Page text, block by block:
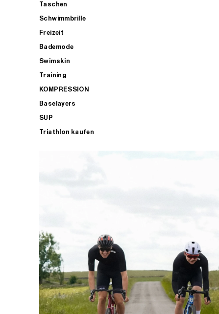
Taschen
Schwimmbrille
Freizeit
Bademode
Swimskin
Training
KOMPRESSION
Baselayers
SUP
Triathlon kaufen